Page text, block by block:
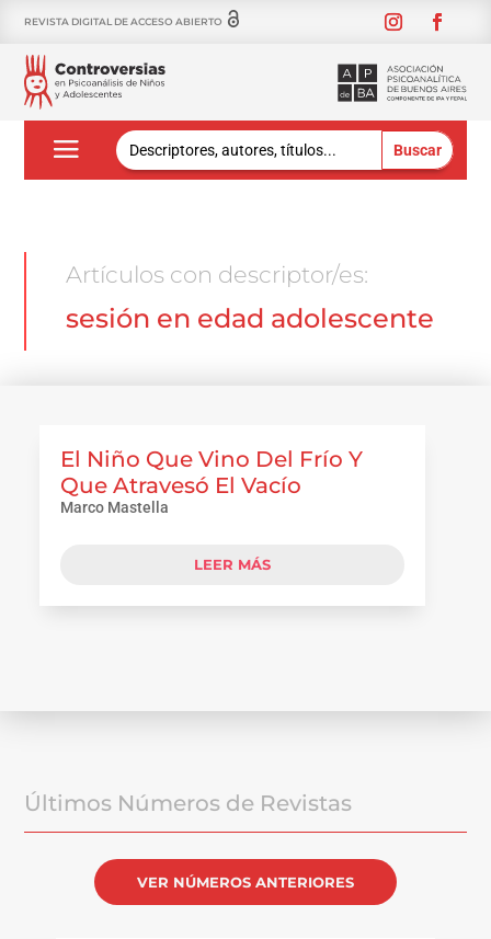
REVISTA DIGITAL DE ACCESO ABIERTO
Buscar:
Artículos con descriptor/es:
sesión en edad adolescente
El Niño Que Vino Del Frío Y
Que Atravesó El Vacío
Marco Mastella
LEER MÁS
Últimos Números de Revistas
VER NÚMEROS ANTERIORES